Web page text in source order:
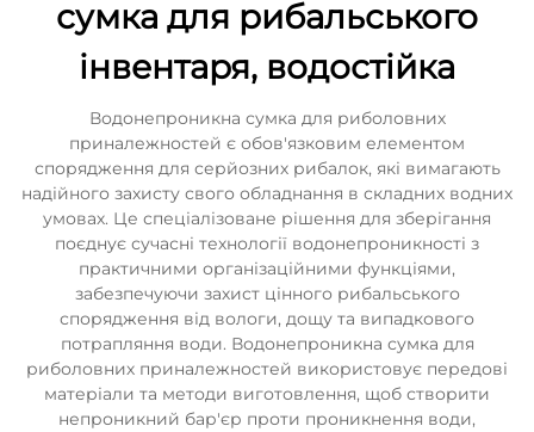
сумка для рибальського
інвентаря, водостійка
Водонепроникна сумка для риболовних
приналежностей є обов'язковим елементом
спорядження для серйозних рибалок, які вимагають
надійного захисту свого обладнання в складних водних
умовах. Це спеціалізоване рішення для зберігання
поєднує сучасні технології водонепроникності з
практичними організаційними функціями,
забезпечуючи захист цінного рибальського
спорядження від вологи, дощу та випадкового
потрапляння води. Водонепроникна сумка для
риболовних приналежностей використовує передові
матеріали та методи виготовлення, щоб створити
непроникний бар'єр проти проникнення води,